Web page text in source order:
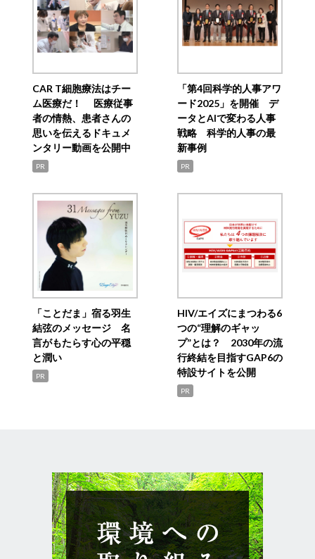
CAR T細胞療法はチー
ム医療だ！ 医療従事
者の情熱、患者さんの
思いを伝えるドキュメ
ンタリー動画を公開中
PR
「第4回科学的人事アワ
ード2025」を開催 デ
ータとAIで変わる人事
戦略 科学的人事の最
新事例
PR
「ことだま」宿る羽生
結弦のメッセージ 名
言がもたらす心の平穏
と潤い
PR
HIV/エイズにまつわる6
つの“理解のギャッ
プ”とは？ 2030年の流
行終結を目指すGAP6の
特設サイトを公開
PR